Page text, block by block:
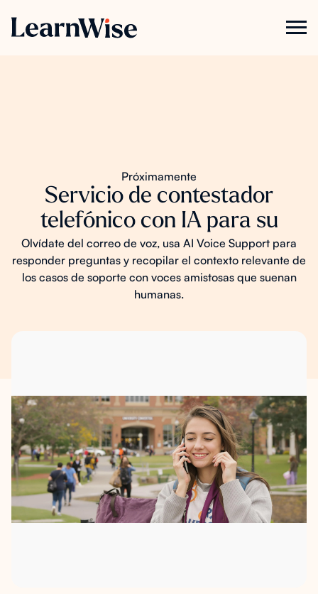
Próximamente
Servicio de contestador
telefónico con IA para su
Olvídate del correo de voz, usa AI Voice Support para
responder preguntas y recopilar el contexto relevante de
los casos de soporte con voces amistosas que suenan
humanas.